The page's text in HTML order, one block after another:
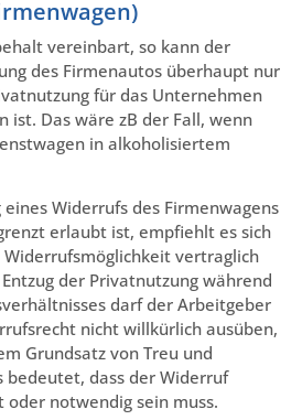
vereinbart, so kann der
des Firmenautos überhaupt nur
für das Unternehmen
ist. Das wäre zB der Fall, wenn
in alkoholisiertem
Widerrufs des Firmenwagens
erlaubt ist, empfiehlt es sich
vertraglich
der Privatnutzung während
darf der Arbeitgeber
nicht willkürlich ausüben,
Grundsatz von Treu und
bedeutet, dass der Widerruf
notwendig sein muss.